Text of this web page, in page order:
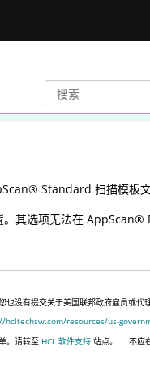
® Standard 扫描模板文
。其选项无法在AppScan®
没有提交关于美国联邦政府雇员或
hcltechsw.com/resources/us-
。请转至 HCL 软件支持 站点。 不应